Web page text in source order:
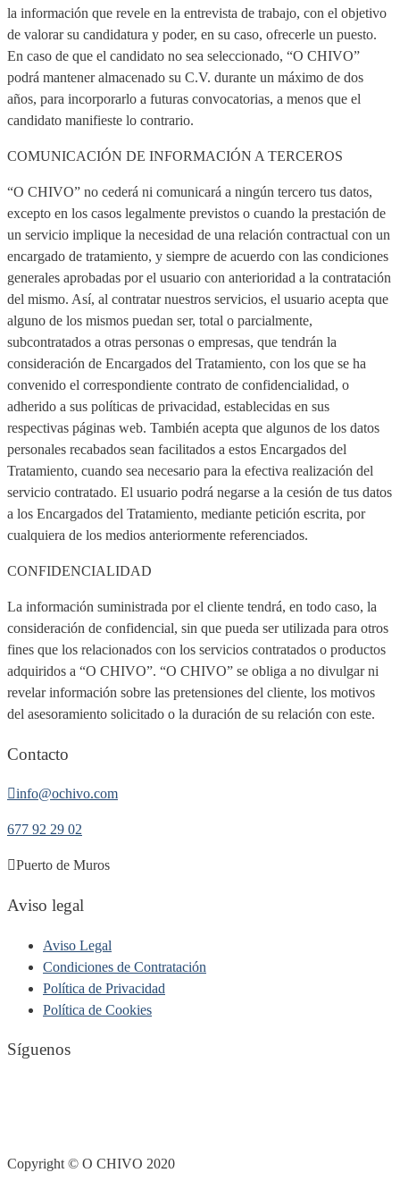
la información que revele en la entrevista de trabajo, con el objetivo
de valorar su candidatura y poder, en su caso, ofrecerle un puesto.
En caso de que el candidato no sea seleccionado, “O CHIVO”
podrá mantener almacenado su C.V. durante un máximo de dos
años, para incorporarlo a futuras convocatorias, a menos que el
candidato manifieste lo contrario.
COMUNICACIÓN DE INFORMACIÓN A TERCEROS
“O CHIVO” no cederá ni comunicará a ningún tercero tus datos,
excepto en los casos legalmente previstos o cuando la prestación de
un servicio implique la necesidad de una relación contractual con un
encargado de tratamiento, y siempre de acuerdo con las condiciones
generales aprobadas por el usuario con anterioridad a la contratación
del mismo. Así, al contratar nuestros servicios, el usuario acepta que
alguno de los mismos puedan ser, total o parcialmente,
subcontratados a otras personas o empresas, que tendrán la
consideración de Encargados del Tratamiento, con los que se ha
convenido el correspondiente contrato de confidencialidad, o
adherido a sus políticas de privacidad, establecidas en sus
respectivas páginas web. También acepta que algunos de los datos
personales recabados sean facilitados a estos Encargados del
Tratamiento, cuando sea necesario para la efectiva realización del
servicio contratado. El usuario podrá negarse a la cesión de tus datos
a los Encargados del Tratamiento, mediante petición escrita, por
cualquiera de los medios anteriormente referenciados.
CONFIDENCIALIDAD
La información suministrada por el cliente tendrá, en todo caso, la
consideración de confidencial, sin que pueda ser utilizada para otros
fines que los relacionados con los servicios contratados o productos
adquiridos a “O CHIVO”. “O CHIVO” se obliga a no divulgar ni
revelar información sobre las pretensiones del cliente, los motivos
del asesoramiento solicitado o la duración de su relación con este.
Contacto
info@ochivo.com
677 92 29 02
Puerto de Muros
Aviso legal
Aviso Legal
Condiciones de Contratación
Política de Privacidad
Política de Cookies
Síguenos
Copyright © O CHIVO 2020